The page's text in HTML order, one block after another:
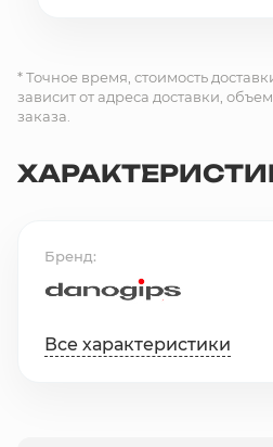
* Точное время, стоимость
зависит от адреса доставки,
заказа.
Бренд
Все характеристики